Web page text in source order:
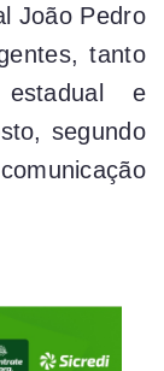
João Pedro
tanto
e
segundo